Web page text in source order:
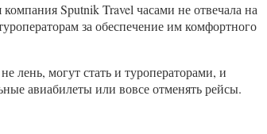
Sputnik Travel часами не отвечала на
за обеспечение им комфортного
лень, могут стать и туроператорами, и
авиабилеты или вовсе отменять рейсы.